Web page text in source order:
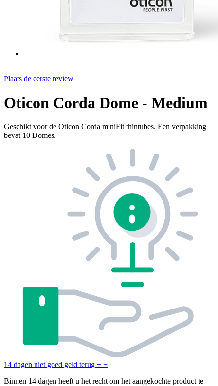
Plaats de eerste review
Oticon Corda Dome - Medium
Geschikt voor de Oticon Corda miniFit thintubes. Een verpakking
bevat 10 Domes.
14 dagen niet goed geld terug + −
Binnen 14 dagen heeft u het recht om het aangekochte product te